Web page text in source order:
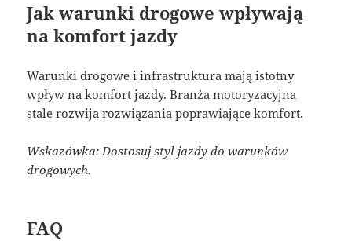
Jak warunki drogowe wpływają
na komfort jazdy
Warunki drogowe i infrastruktura mają istotny
wpływ na komfort jazdy. Branża motoryzacyjna
stale rozwija rozwiązania poprawiające komfort.
Wskazówka: Dostosuj styl jazdy do warunków
drogowych.
FAQ